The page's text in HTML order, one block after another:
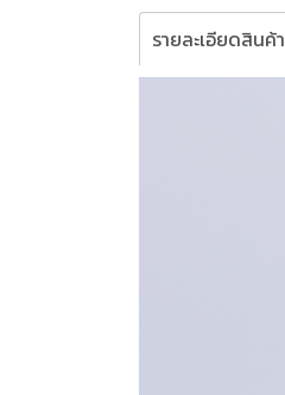
รายละเอียดสินค้า